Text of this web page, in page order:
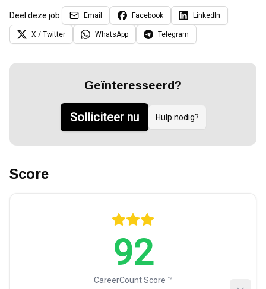
Deel deze job: Email Facebook LinkedIn
X / Twitter WhatsApp Telegram
Geïnteresseerd?
Solliciteer nu Hulp nodig?
Score
92
CareerCount Score ™️